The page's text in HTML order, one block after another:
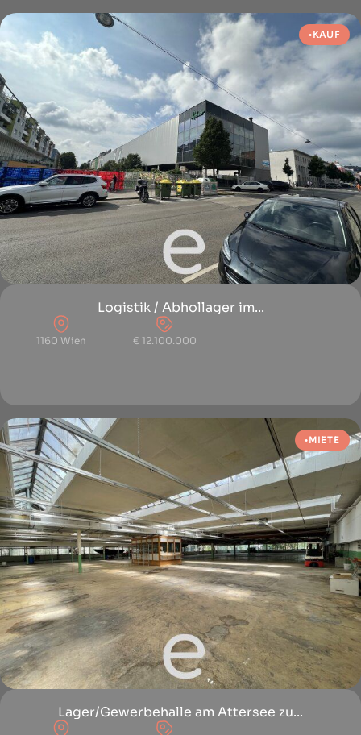
KAUF
Logistik / Abhollager im...
1160 Wien € 12.100.000
MIETE
Lager/Gewerbehalle am Attersee zu...